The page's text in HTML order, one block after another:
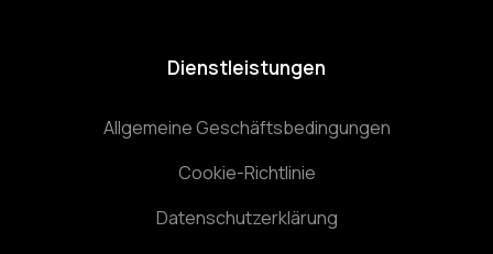
Dienstleistungen
Allgemeine Geschäftsbedingungen
Cookie-Richtlinie
Datenschutzerklärung